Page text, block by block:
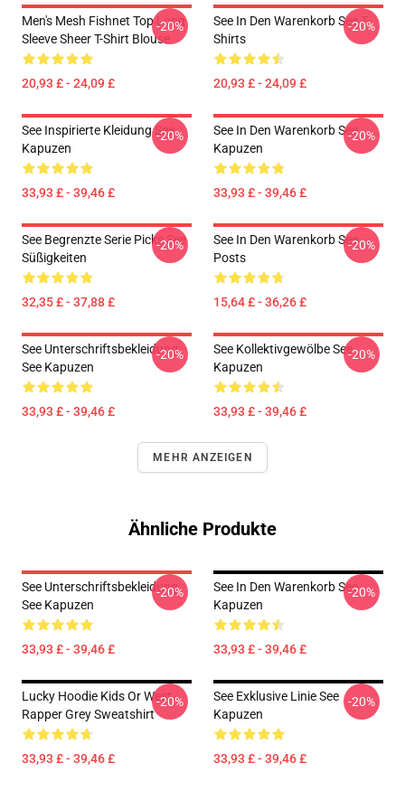
Men's Mesh Fishnet Top Long
Sleeve Sheer T-Shirt Blouse
20,93 £ - 24,09 £
-20%
See In Den Warenkorb See T-
Shirts
20,93 £ - 24,09 £
-20%
See Inspirierte Kleidung See
Kapuzen
33,93 £ - 39,46 £
-20%
See In Den Warenkorb See
Kapuzen
33,93 £ - 39,46 £
-20%
See Begrenzte Serie Picks See
Süßigkeiten
32,35 £ - 37,88 £
-20%
See In Den Warenkorb See
Posts
15,64 £ - 36,26 £
-20%
See Unterschriftsbekleidung
See Kapuzen
33,93 £ - 39,46 £
-20%
See Kollektivgewölbe See
Kapuzen
33,93 £ - 39,46 £
-20%
MEHR ANZEIGEN
Ähnliche Produkte
See Unterschriftsbekleidung
See Kapuzen
33,93 £ - 39,46 £
-20%
See In Den Warenkorb See
Kapuzen
33,93 £ - 39,46 £
-20%
Lucky Hoodie Kids Or West
Rapper Grey Sweatshirt
33,93 £ - 39,46 £
-20%
See Exklusive Linie See
Kapuzen
33,93 £ - 39,46 £
-20%